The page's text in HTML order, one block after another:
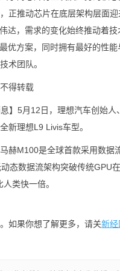
正推动芯片在底层架构层面
达，需求的变化始终推动着
优方案，同时拥有最好的性
术团队。
得转载
5月12日，理想汽车创始人
新理想L9 Livis车型。
M100是全球首款采用数据
态数据流架构突破传统GPU
类快一倍。
如果你想了解更多，请关新